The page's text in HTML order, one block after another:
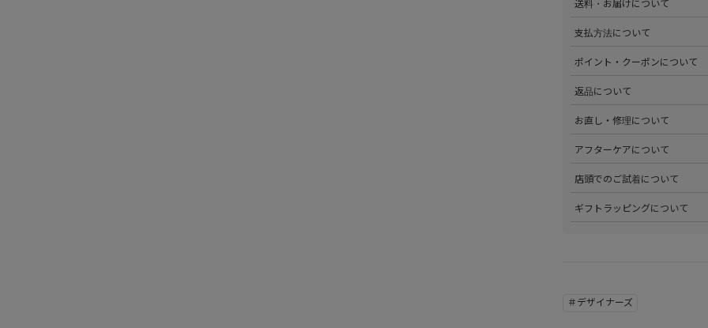
部サイズタブか、または
送料・お届けについて
ださい。
支払方法について
・クレジットカード払い（
・PayPay
分割払いやご利用可能なクレ
ポイント・クーポンについて
す。
発行中のクーポンはマイペー
返品について
確認ください。
お直し・修理について
>修理については内容を確認
詳しくはこちらをご覧ください
アフターケアについて
店頭でのご試着について
くはこちらをご覧ください。
ギフトラッピングについて
＃デザイナーズ